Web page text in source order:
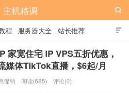
主机格调

程 服务器大全 站长推荐

家宽住宅 IP VPS五折优惠，
媒体TikTok直播，$6起/月
促销 阅读(685) 评论(0)